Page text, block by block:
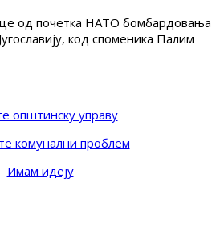
од почетка НАТО бомбардовања
код споменика Палим
општинску управу
комунални проблем
Имам идеју